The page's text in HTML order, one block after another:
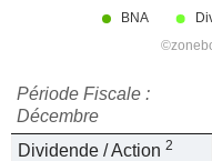
Période Fiscale :
Décembre
Dividende / Action 2